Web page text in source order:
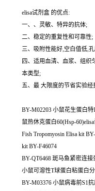
elisa试剂盒 的优点:
一、、灵敏、特异的抗体;
二、稳定的重复性和可靠性;
三、吸附性能好,空白值低,
四、适用血清、血浆、组织
本类型;
五、最 大限度的节省实验经
BY-M02203 小鼠花生蛋白
鼠热休克蛋白60(Hsp-
Fish Tropomyosin Elisa kit
kit BY-F46074
BY-QT6468 斑马鱼紧密连接
小鼠可溶性T球蛋白粘蛋白
BY-M03376 小鼠病毒前S1